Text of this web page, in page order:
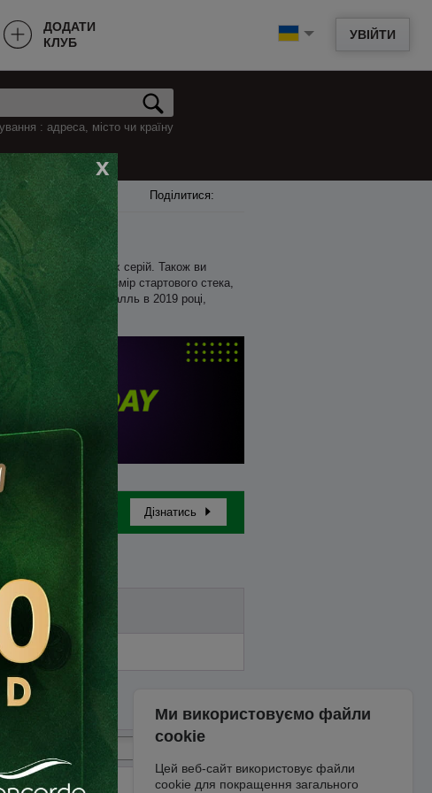
УВІЙТИ
ДОДАТИ
КЛУБ
: адреса, місто чи країну
x
Поділитися:
і анонси майбутніх серій. Також ви
час початку, розмір стартового стека,
в Бад-Райхенгалль в 2019 році,
Дізнатись
Ми використовуємо файли
cookie
Цей веб-сайт використовує файли
cookie для покращення загального